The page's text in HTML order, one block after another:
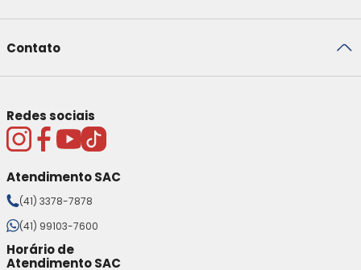
Contato
Redes sociais
Atendimento SAC
(41) 3378-7878
(41) 99103-7600
Horário de
Atendimento SAC